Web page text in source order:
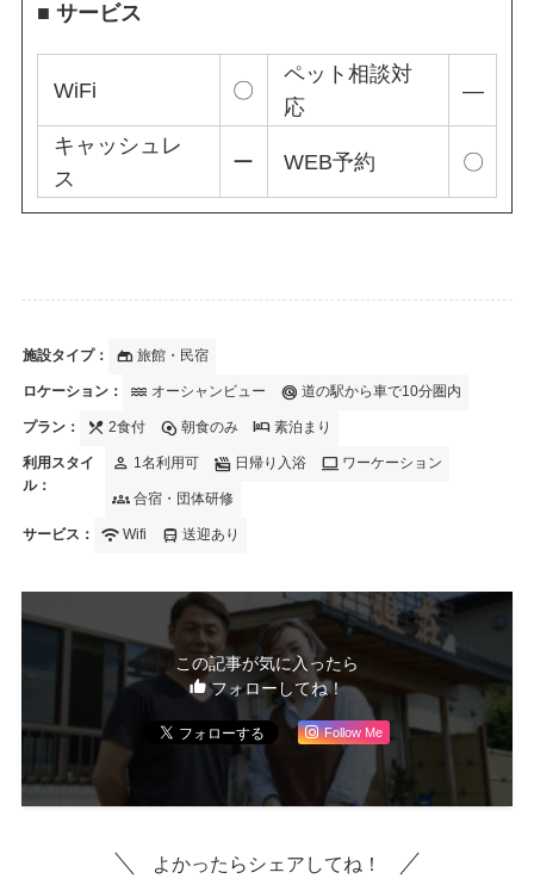
■ サービス
WiFi 〇
ペット相談対
応
―
キャッシュレ
ス
ー WEB予約 〇
施設タイプ： gite 旅館・民宿
ロケーション： water オーシャンビュー radar 道の駅から車で10分圏内
プラン： local_dining 2食付 egg_alt 朝食のみ hotel 素泊まり
利用スタイ
ル：
person 1名利用可 bath_soak 日帰り入浴 computer ワーケーション
groups合宿・団体研修
サービス： wifiWifi directions_bus 送迎あり
この記事が気に入ったら
フォローしてね！
Follow Me
よかったらシェアしてね！